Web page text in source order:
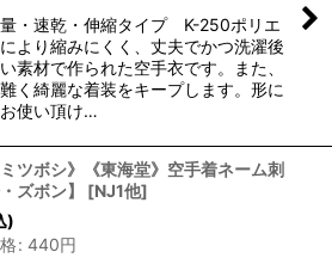
・速乾・伸縮タイプ K-250ポリエ
より縮みにくく、丈夫でかつ洗濯後
素材で作られた空手衣です。また、
く綺麗な着装をキープします。形に
使い頂け…
ミツボシ》《東海堂》空手着ネーム刺
ズボン】
[NJ1他]
)
: 440円